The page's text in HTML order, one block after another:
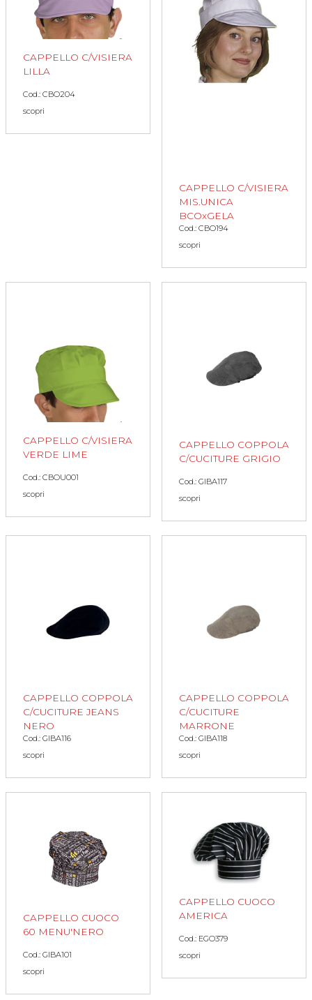
CAPPELLO C/VISIERA
LILLA
Cod.: CBO204
scopri
CAPPELLO C/VISIERA
MIS.UNICA
BCOxGELA
Cod.: CBO194
scopri
CAPPELLO C/VISIERA
VERDE LIME
Cod.: CBOU001
scopri
CAPPELLO COPPOLA
C/CUCITURE GRIGIO
Cod.: GIBA117
scopri
CAPPELLO COPPOLA
C/CUCITURE JEANS
NERO
Cod.: GIBA116
scopri
CAPPELLO COPPOLA
C/CUCITURE
MARRONE
Cod.: GIBA118
scopri
CAPPELLO CUOCO
60 MENU'NERO
Cod.: GIBA101
scopri
CAPPELLO CUOCO
AMERICA
Cod.: EGO379
scopri